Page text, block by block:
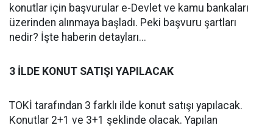
konutlar için başvurular e-Devlet ve kamu bankaları
üzerinden alınmaya başladı. Peki başvuru şartları
nedir? İşte haberin detayları...
3 İLDE KONUT SATIŞI YAPILACAK
TOKİ tarafından 3 farklı ilde konut satışı yapılacak.
Konutlar 2+1 ve 3+1 şeklinde olacak. Yapılan